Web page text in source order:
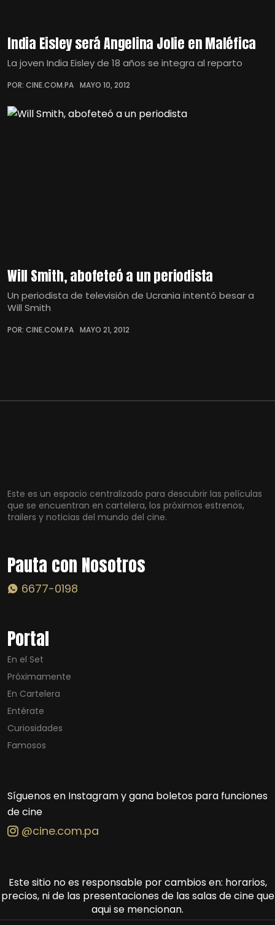
India Eisley será Angelina Jolie en Maléfica
La joven India Eisley de 18 años se integra al reparto
POR: CINE.COM.PA MAYO 10, 2012
Will Smith, abofeteó a un periodista
Un periodista de televisión de Ucrania intentó besar a
Will Smith
POR: CINE.COM.PA MAYO 21, 2012
Este es un espacio centralizado para descubrir las películas
que se encuentran en cartelera, los próximos estrenos,
trailers y noticias del mundo del cine.
Pauta con Nosotros
6677-0198
Portal
En el Set
Próximamente
En Cartelera
Entérate
Curiosidades
Famosos
Síguenos en Instagram y gana boletos para funciones
de cine
@cine.com.pa
Este sitio no es responsable por cambios en: horarios,
precios, ni de las presentaciones de las salas de cine que
aqui se mencionan.